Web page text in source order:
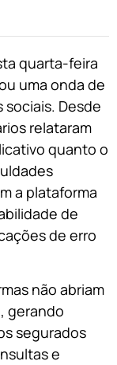
quarta-feira
uma onda de
sociais. Desde
relataram
quanto o
a plataforma
de
de erro
não abriam
gerando
segurados
e